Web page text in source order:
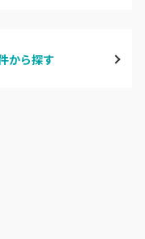
から探す